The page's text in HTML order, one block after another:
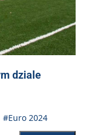
dziale
#Euro 2024